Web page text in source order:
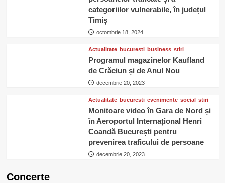
categoriilor vulnerabile, în județul
Timiș
octombrie 18, 2024
Actualitate bucuresti business stiri
Programul magazinelor Kaufland
de Crăciun și de Anul Nou
decembrie 20, 2023
Actualitate bucuresti evenimente social stiri
Monitoare video în Gara de Nord și
în Aeroportul Internațional Henri
Coandă București pentru
prevenirea traficului de persoane
decembrie 20, 2023
Concerte